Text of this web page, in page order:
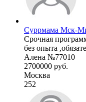
Суррмама Мск-
Срочная
без опыта
Алена №77010
2700000 руб.
Москва
252